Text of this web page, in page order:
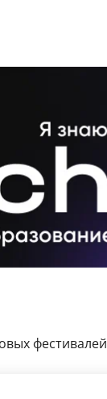
фестивалей